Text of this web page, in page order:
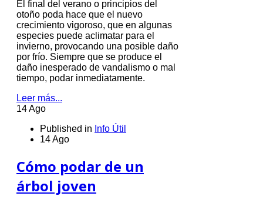
El final del verano o principios del
otoño poda hace que el nuevo
crecimiento vigoroso, que en algunas
especies puede aclimatar para el
invierno, provocando una posible daño
por frío. Siempre que se produce el
daño inesperado de vandalismo o mal
tiempo, podar inmediatamente.
Leer más...
14 Ago
Published in Info Útil
14 Ago
Cómo podar de un
árbol joven